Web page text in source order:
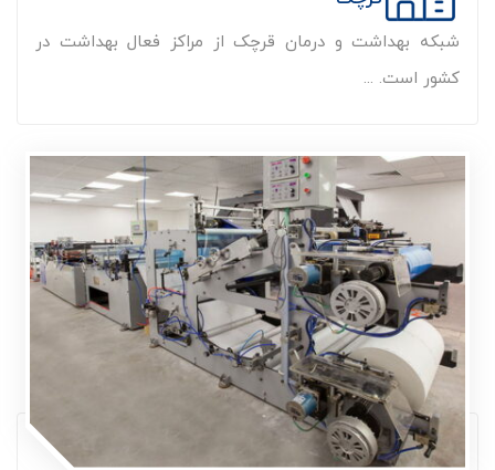
شبکه بهداشت و درمان قرچک از مراکز فعال بهداشت در
کشور است. ...